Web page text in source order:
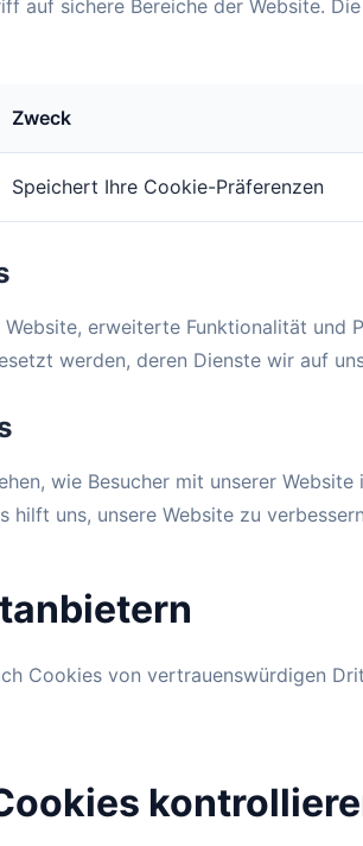
auf sichere Bereiche der Website.
Zweck
Speichert Ihre Cookie-Präferenzen
erweiterte Funktionalität und
werden, deren Dienste wir auf
wie Besucher mit unserer
hilft uns, unsere Website zu
Cookies von vertrauenswürdigen